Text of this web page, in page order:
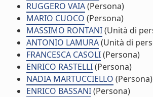
RUGGERO VAIA(Persona)
MARIO CUOCO (Persona)
MASSIMO RONTANI(Unità di
ANTONIO LAMURA(Unità di
FRANCESCA CASOLI(Persona)
ENRICO RASTELLI(Persona)
NADIA MARTUCCIELLO (Persona)
ENRICO BASSANI(Persona)